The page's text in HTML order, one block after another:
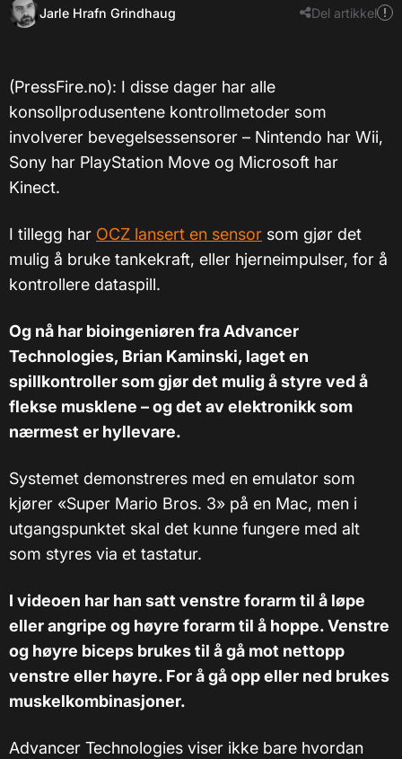
Jarle Hrafn Grindhaug Del artikkel
(PressFire.no): I disse dager har alle
konsollprodusentene kontrollmetoder som
involverer bevegelsessensorer – Nintendo har Wii,
Sony har PlayStation Move og Microsoft har
Kinect.
I tillegg har OCZ lansert en sensor som gjør det
mulig å bruke tankekraft, eller hjerneimpulser, for å
kontrollere dataspill.
Og nå har bioingeniøren fra Advancer
Technologies, Brian Kaminski, laget en
spillkontroller som gjør det mulig å styre ved å
flekse musklene – og det av elektronikk som
nærmest er hyllevare.
Systemet demonstreres med en emulator som
kjører «Super Mario Bros. 3» på en Mac, men i
utgangspunktet skal det kunne fungere med alt
som styres via et tastatur.
I videoen har han satt venstre forarm til å løpe
eller angripe og høyre forarm til å hoppe. Venstre
og høyre biceps brukes til å gå mot nettopp
venstre eller høyre. For å gå opp eller ned brukes
muskelkombinasjoner.
Advancer Technologies viser ikke bare hvordan